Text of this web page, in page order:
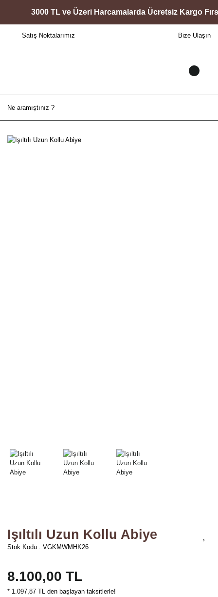
3000 TL ve Üzeri Harcamalarda Ücretsiz Kargo
Satış Noktalarımız Bize Ulaşın
Işıltılı Uzun Kollu Abiye
Stok Kodu : VGKMWMHK26
8.100,00 TL
* 1.097,87 TL den başlayan taksitlerle!